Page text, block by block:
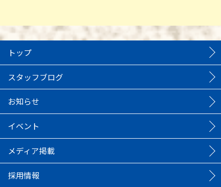
トップ
スタッフブログ
お知らせ
イベント
メディア掲載
採用情報